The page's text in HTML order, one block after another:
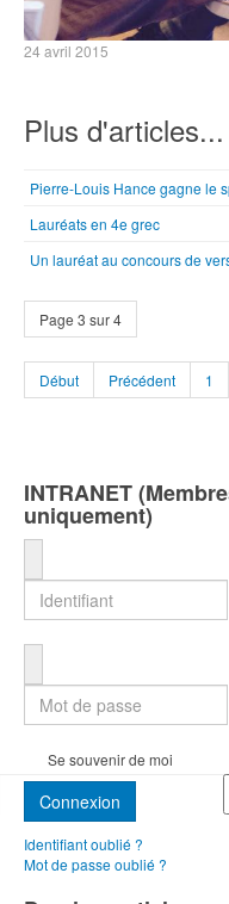
24 avril 2015
Plus d'articles...
Pierre-Louis Hance gagne le
Lauréats en 4e grec
Un lauréat au concours de
Page 3 sur 4
Début Précédent 1
INTRANET
uniquement)
Se souvenir de moi
Connexion
Identifiant oublié ?
Mot de passe oublié ?